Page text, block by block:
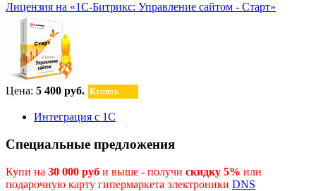
Лицензия на «1С-Битрикс: Управление сайтом - Старт»
Цена: 5 400 руб. Купить
Интеграция с 1С
Специальные предложения
Купи на 30 000 руб и выше - получи скидку 5% или
подарочную карту гипермаркета электроники DNS